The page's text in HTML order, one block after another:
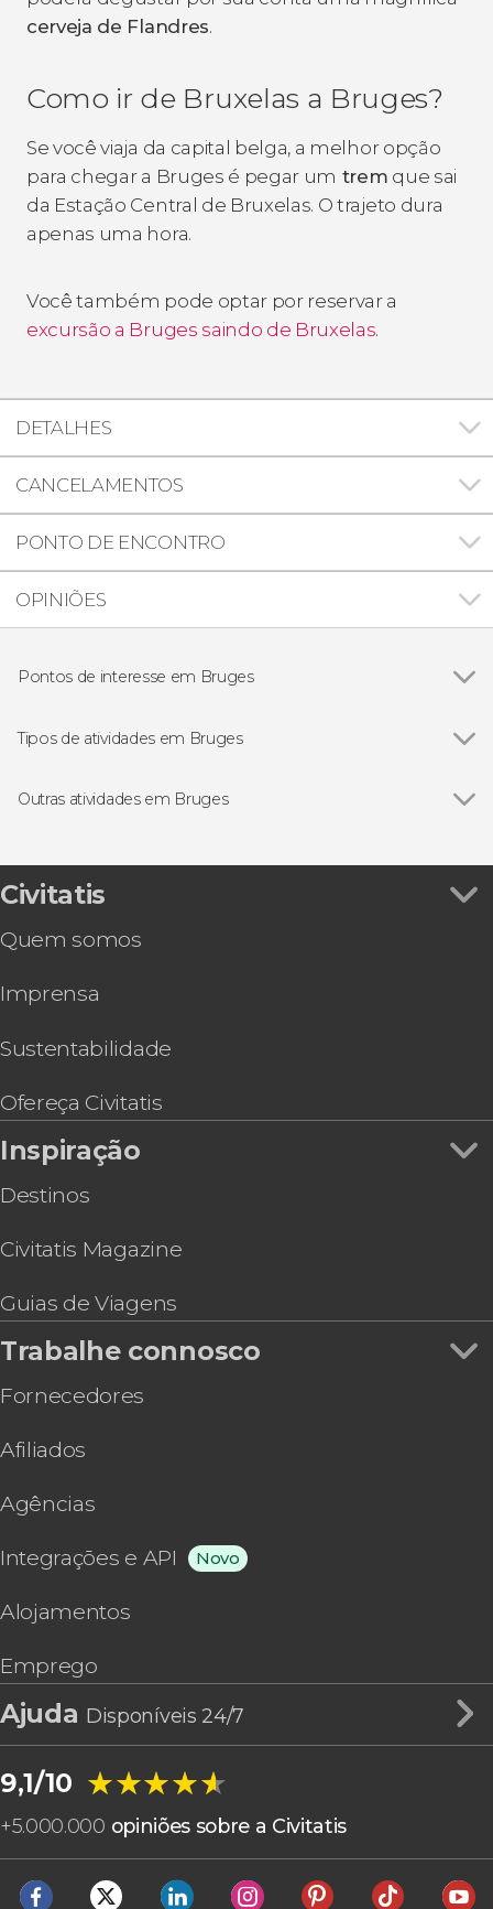
cerveja de Flandres.
Como ir de Bruxelas a Bruges?
Se você viaja da capital belga, a melhor opção
para chegar a Bruges é pegar um trem que sai
da Estação Central de Bruxelas. O trajeto dura
apenas uma hora.
Você também pode optar por reservar a
excursão a Bruges saindo de Bruxelas.
DETALHES
CANCELAMENTOS
PONTO DE ENCONTRO
OPINIÕES
Pontos de interesse em Bruges
Igreja de Nossa Senhora de Bruges
Tipos de atividades em Bruges
Gastronomia e enoturismo
Outras atividades em Bruges
Ingresso do museu Choco Story
Free tour dos mistérios e lendas de Bruges
Ingresso do Museu da Cerveja
Ingresso do Frietmuseum, o Museu das Batatas
Civitatis
Quem somos
Imprensa
Sustentabilidade
Ofereça Civitatis
Inspiração
Destinos
Civitatis Magazine
Guias de Viagens
Trabalhe connosco
Fornecedores
Afiliados
Agências
Integrações e API Novo
Alojamentos
Emprego
Ajuda Disponíveis 24/7
9,1/10 ★★★★★
★★★★★
+5.000.000 opiniões sobre a Civitatis